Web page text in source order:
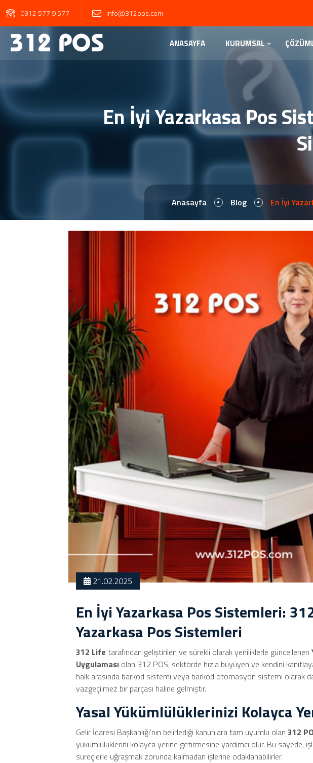
0312 577 9 577 info@312pos.com
ANASAYFA KURUMSAL
En İyi Yazarkasa Pos
Anasayfa Blog En İyi
21.02.2025
En İyi Yazarkasa Pos Sistemleri:
Yazarkasa Pos Sistemleri
312 Life tarafından geliştirilen ve sürekli olarak yeniliklerle güncellenen
Uygulaması olan 312 POS, sektörde hızla büyüyen ve kendini
halk arasında barkod sistemi veya barkod otomasyon sistemi olarak
vazgeçilmez bir parçası haline gelmiştir.
Yasal Yükümlülüklerinizi Kolayca
Gelir İdaresi Başkanlığı'nın belirlediği kanunlara tam uyumlu olan 312
yükümlülüklerini kolayca yerine getirmesine yardımcı olur. Bu sayede,
süreçlerle uğraşmak zorunda kalmadan işlerine odaklanabilirler.